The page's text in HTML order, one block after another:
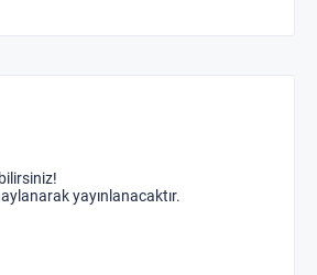
yayınlanacaktır.